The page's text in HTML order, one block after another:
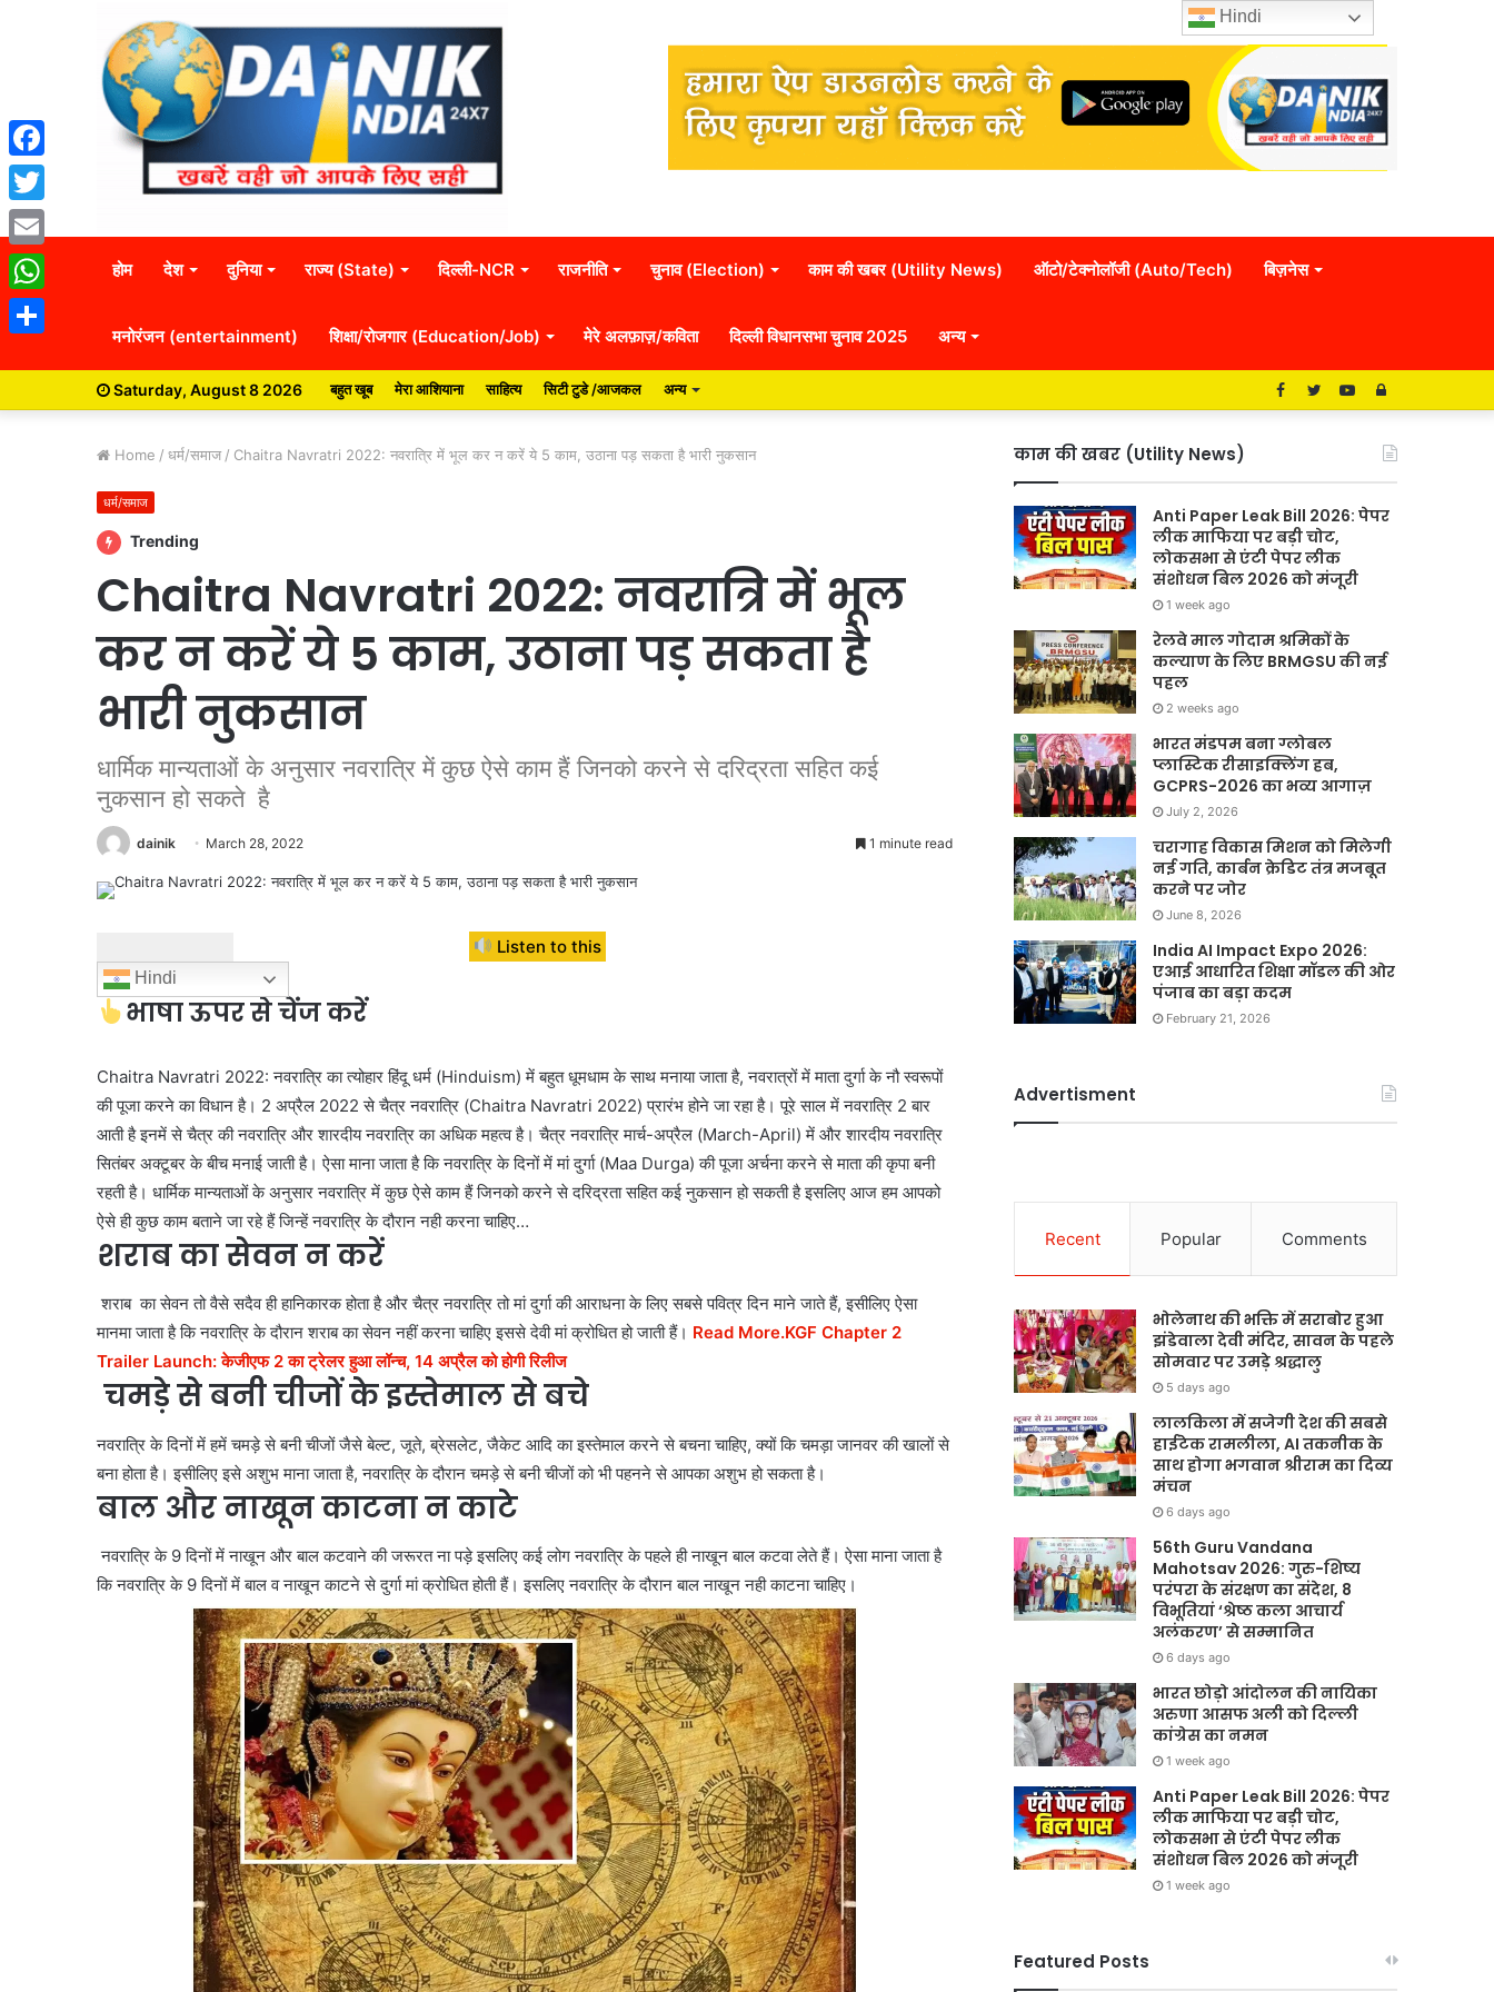
होम देश दुनिया राज्य (State) दिल्ली-NCR राजनीति चुनाव (Election) काम की खबर (Utility News) ऑटो/टेक्नोलॉजी (Auto/Tech) बिज़नेस
मनोरंजन (entertainment) शिक्षा/रोजगार (Education/Job) मेरे अलफ़ाज़/कविता दिल्ली विधानसभा चुनाव 2025 अन्य
Saturday, August 8 2026 बहुत खूब मेरा आशियाना साहित्य सिटी टुडे /आजकल अन्य Log
YouTube
Twitter
Facebook
Home / धर्म/समाज / Chaitra Navratri 2022: नवरात्रि में भूल कर न करें ये 5 काम, उठाना पड़ सकता है भारी नुकसान
धर्म/समाज
Trending
Chaitra Navratri 2022: नवरात्रि में भूल
कर न करें ये 5 काम, उठाना पड़ सकता है
भारी नुकसान
धार्मिक मान्यताओं के अनुसार नवरात्रि में कुछ ऐसे काम हैं जिनको करने से दरिद्रता सहित कई
नुकसान हो सकते है
dainik March 28, 2022 1 minute read
Listen to this
Hindi
भाषा ऊपर से चेंज करें
Chaitra Navratri 2022: नवरात्रि का त्योहार हिंदू धर्म (Hinduism) में बहुत धूमधाम के साथ मनाया जाता है, नवरात्रों में माता दुर्गा के नौ स्वरूपों
की पूजा करने का विधान है। 2 अप्रैल 2022 से चैत्र नवरात्रि (Chaitra Navratri 2022) प्रारंभ होने जा रहा है। पूरे साल में नवरात्रि 2 बार
आती है इनमें से चैत्र की नवरात्रि और शारदीय नवरात्रि का अधिक महत्व है। चैत्र नवरात्रि मार्च-अप्रैल (March-April) में और शारदीय नवरात्रि
सितंबर अक्टूबर के बीच मनाई जाती है। ऐसा माना जाता है कि नवरात्रि के दिनों में मां दुर्गा (Maa Durga) की पूजा अर्चना करने से माता की कृपा बनी
रहती है। धार्मिक मान्यताओं के अनुसार नवरात्रि में कुछ ऐसे काम हैं जिनको करने से दरिद्रता सहित कई नुकसान हो सकती है इसलिए आज हम आपको
ऐसे ही कुछ काम बताने जा रहे हैं जिन्हें नवरात्रि के दौरान नही करना चाहिए…
शराब का सेवन न करें
शराब का सेवन तो वैसे सदैव ही हानिकारक होता है और चैत्र नवरात्रि तो मां दुर्गा की आराधना के लिए सबसे पवित्र दिन माने जाते हैं, इसीलिए ऐसा
मानमा जाता है कि नवरात्रि के दौरान शराब का सेवन नहीं करना चाहिए इससे देवी मां क्रोधित हो जाती हैं। Read More.KGF Chapter 2
Trailer Launch: केजीएफ 2 का ट्रेलर हुआ लॉन्च, 14 अप्रैल को होगी रिलीज
चमड़े से बनी चीजों के इस्तेमाल से बचे
नवरात्रि के दिनों में हमें चमड़े से बनी चीजों जैसे बेल्ट, जूते, ब्रेसलेट, जैकेट आदि का इस्तेमाल करने से बचना चाहिए, क्यों कि चमड़ा जानवर की खालों से
बना होता है। इसीलिए इसे अशुभ माना जाता है, नवरात्रि के दौरान चमड़े से बनी चीजों को भी पहनने से आपका अशुभ हो सकता है।
बाल और नाखून काटना न काटे
नवरात्रि के 9 दिनों में नाखून और बाल कटवाने की जरूरत ना पड़े इसलिए कई लोग नवरात्रि के पहले ही नाखून बाल कटवा लेते हैं। ऐसा माना जाता है
कि नवरात्रि के 9 दिनों में बाल व नाखून काटने से दुर्गा मां क्रोधित होती हैं। इसलिए नवरात्रि के दौरान बाल नाखून नही काटना चाहिए।
काम की खबर (Utility News)
Anti Paper Leak Bill 2026: पेपर
लीक माफिया पर बड़ी चोट,
लोकसभा से एंटी पेपर लीक
संशोधन बिल 2026 को मंजूरी
1 week ago
रेलवे माल गोदाम श्रमिकों के
कल्याण के लिए BRMGSU की नई
पहल
2 weeks ago
भारत मंडपम बना ग्लोबल
प्लास्टिक रीसाइक्लिंग हब,
GCPRS-2026 का भव्य आगाज़
July 2, 2026
चरागाह विकास मिशन को मिलेगी
नई गति, कार्बन क्रेडिट तंत्र मजबूत
करने पर जोर
June 8, 2026
India AI Impact Expo 2026:
एआई आधारित शिक्षा मॉडल की ओर
पंजाब का बड़ा कदम
February 21, 2026
Advertisment
Recent Popular Comments
भोलेनाथ की भक्ति में सराबोर हुआ
झंडेवाला देवी मंदिर, सावन के पहले
सोमवार पर उमड़े श्रद्धालु
5 days ago
लालकिला में सजेगी देश की सबसे
हाईटेक रामलीला, AI तकनीक के
साथ होगा भगवान श्रीराम का दिव्य
मंचन
6 days ago
56th Guru Vandana
Mahotsav 2026: गुरु-शिष्य
परंपरा के संरक्षण का संदेश, 8
विभूतियां ‘श्रेष्ठ कला आचार्य
अलंकरण’ से सम्मानित
6 days ago
भारत छोड़ो आंदोलन की नायिका
अरुणा आसफ अली को दिल्ली
कांग्रेस का नमन
1 week ago
Anti Paper Leak Bill 2026: पेपर
लीक माफिया पर बड़ी चोट,
लोकसभा से एंटी पेपर लीक
संशोधन बिल 2026 को मंजूरी
1 week ago
Featured Posts
Facebook
Twitter
Email
WhatsApp
Hindi